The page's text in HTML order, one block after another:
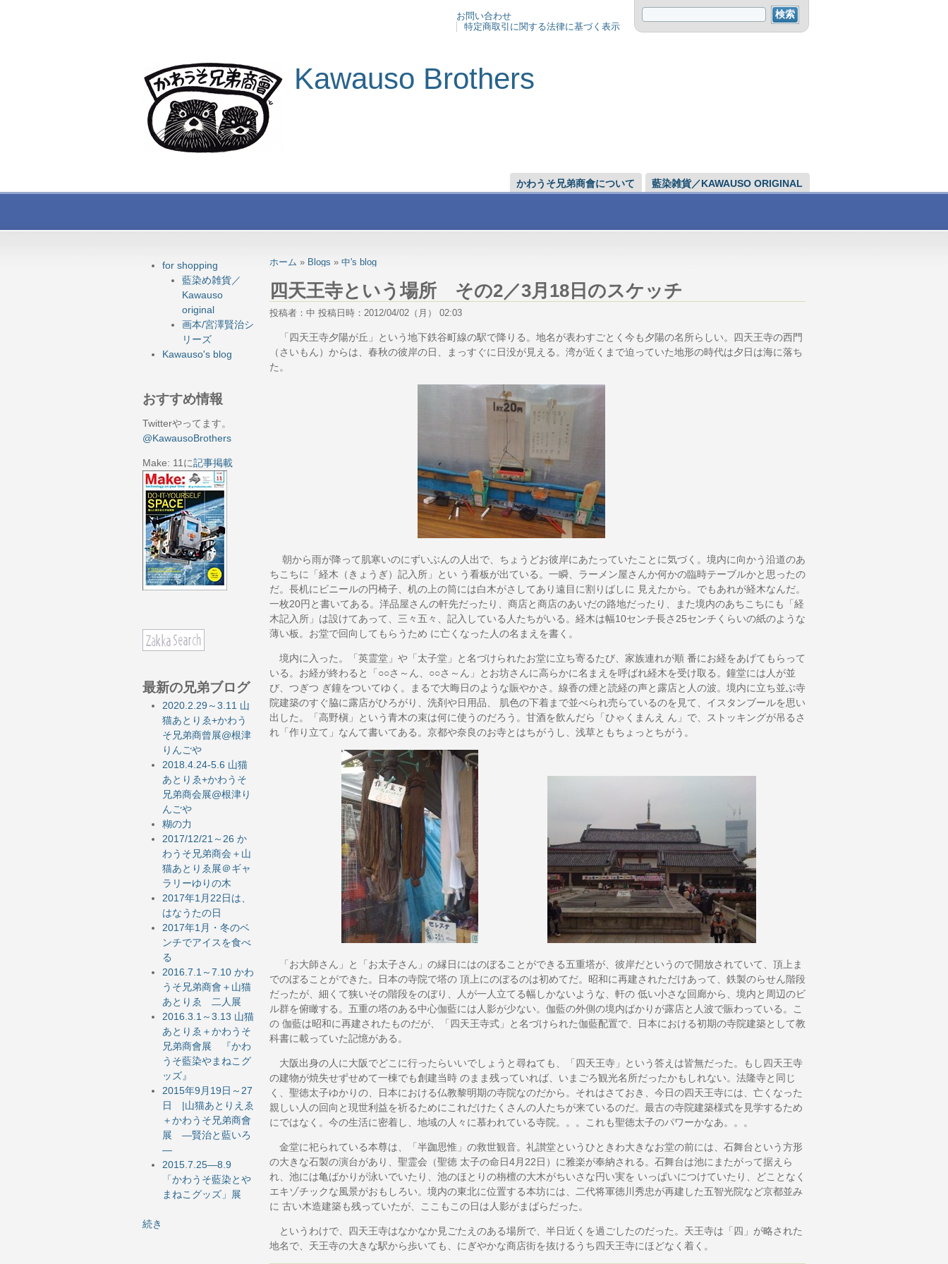
お問い合わせ
特定商取引に関する法律に基づく表示
Kawauso Brothers
かわうそ兄弟商會について 藍染雑貨／KAWAUSO ORIGINAL
for shopping
藍染め雑貨／
Kawauso
original
画本/宮澤賢治シ
リーズ
Kawauso's blog
おすすめ情報
Twitterやってます。
@KawausoBrothers
Make: 11に記事掲載
最新の兄弟ブログ
2020.2.29～3.11 山
猫あとりゑ+かわう
そ兄弟商曾展@根津
りんごや
2018.4.24-5.6 山猫
あとりゑ+かわうそ
兄弟商会展@根津り
んごや
糊の力
2017/12/21～26 か
わうそ兄弟商会＋山
猫あとりゑ展＠ギャ
ラリーゆりの木
2017年1月22日は、
はなうたの日
2017年1月・冬のベ
ンチでアイスを食べ
る
2016.7.1～7.10 かわ
うそ兄弟商會＋山猫
あとりゑ 二人展
2016.3.1～3.13 山猫
あとりゑ＋かわうそ
兄弟商會展 『かわ
うそ藍染やまねこグ
ッズ』
2015年9月19日～27
日 |山猫あとりえゑ
＋かわうそ兄弟商會
展 ―賢治と藍いろ
―
2015.7.25―8.9
「かわうそ藍染とや
まねこグッズ」展
続き
ホーム » Blogs » 中's blog
四天王寺という場所 その2／3月18日のスケッチ
投稿者：中 投稿日時：2012/04/02（月） 02:03
「四天王寺夕陽が丘」という地下鉄谷町線の駅で降りる。地名が表わすごとく今も夕陽の名所らしい。四天王寺の西門
（さいもん）からは、春秋の彼岸の日、まっすぐに日没が見える。湾が近くまで迫っていた地形の時代は夕日は海に落ち
た。
朝から雨が降って肌寒いのにずいぶんの人出で、ちょうどお彼岸にあたっていたことに気づく。境内に向かう沿道のあ
ちこちに「経木（きょうぎ）記入所」とい う看板が出ている。一瞬、ラーメン屋さんか何かの臨時テーブルかと思ったの
だ。長机にビニールの円椅子、机の上の筒には白木がさしてあり遠目に割りばしに 見えたから。でもあれが経木なんだ。
一枚20円と書いてある。洋品屋さんの軒先だったり、商店と商店のあいだの路地だったり、また境内のあちこちにも「経
木記入所」は設けてあって、三々五々、記入している人たちがいる。経木は幅10センチ長さ25センチくらいの紙のような
薄い板。お堂で回向してもらうため に亡くなった人の名まえを書く。
境内に入った。「英霊堂」や「太子堂」と名づけられたお堂に立ち寄るたび、家族連れが順 番にお経をあげてもらって
いる。お経が終わると「○○さ～ん、○○さ～ん」とお坊さんに高らかに名まえを呼ばれ経木を受け取る。鐘堂には人が並
び、つぎつ ぎ鐘をついてゆく。まるで大晦日のような賑やかさ。線香の煙と読経の声と露店と人の波。境内に立ち並ぶ寺
院建築のすぐ脇に露店がひろがり、洗剤や日用品、 肌色の下着まで並べられ売らているのを見て、イスタンブールを思い
出した。「高野槇」という青木の束は何に使うのだろう。甘酒を飲んだら「ひゃくまんえ ん」で、ストッキングが吊るさ
れ「作り立て」なんて書いてある。京都や奈良のお寺とはちがうし、浅草ともちょっとちがう。
「お大師さん」と「お太子さん」の縁日にはのぼることができる五重塔が、彼岸だというので開放されていて、頂上ま
でのぼることができた。日本の寺院で塔の 頂上にのぼるのは初めてだ。昭和に再建されただけあって、鉄製のらせん階段
だったが、細くて狭いその階段をのぼり、人が一人立てる幅しかないような、軒の 低い小さな回廊から、境内と周辺のビ
ル群を俯瞰する。五重の塔のある中心伽藍には人影が少ない。伽藍の外側の境内ばかりが露店と人波で賑わっている。こ
の 伽藍は昭和に再建されたものだが、「四天王寺式」と名づけられた伽藍配置で、日本における初期の寺院建築として教
科書に載っていた記憶がある。
大阪出身の人に大阪でどこに行ったらいいでしょうと尋ねても、「四天王寺」という答えは皆無だった。もし四天王寺
の建物が焼失せずせめて一棟でも創建当時 のまま残っていれば、いまごろ観光名所だったかもしれない。法隆寺と同じ
く、聖徳太子ゆかりの、日本における仏教黎明期の寺院なのだから。それはさておき、今日の四天王寺には、亡くなった
親しい人の回向と現世利益を祈るためにこれだけたくさんの人たちが来ているのだ。最古の寺院建築様式を見学するため
にではなく。今の生活に密着し、地域の人々に慕われている寺院。。。これも聖徳太子のパワーかなあ。。。
金堂に祀られている本尊は、「半跏思惟」の救世観音。礼讃堂というひときわ大きなお堂の前には、石舞台という方形
の大きな石製の演台があり、聖霊会（聖徳 太子の命日4月22日）に雅楽が奉納される。石舞台は池にまたがって据えら
れ、池には亀ばかりが泳いでいたり、池のほとりの栴檀の大木がちいさな円い実を いっぱいにつけていたり、どことなく
エキゾチックな風景がおもしろい。境内の東北に位置する本坊には、二代将軍徳川秀忠が再建した五智光院など京都並み
に 古い木造建築も残っていたが、ここもこの日は人影がまばらだった。
というわけで、四天王寺はなかなか見ごたえのある場所で、半日近くを過ごしたのだった。天王寺は「四」が略された
地名で、天王寺の大きな駅から歩いても、にぎやかな商店街を抜けるうち四天王寺にほどなく着く。